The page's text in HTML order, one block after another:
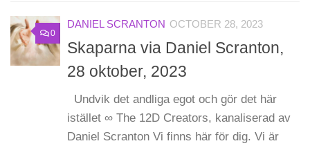
0
DANIEL SCRANTON OCTOBER 28, 2023
Skaparna via Daniel Scranton,
28 oktober, 2023
Undvik det andliga egot och gör det här
istället ∞ The 12D Creators, kanaliserad av
Daniel Scranton Vi finns här för dig. Vi är